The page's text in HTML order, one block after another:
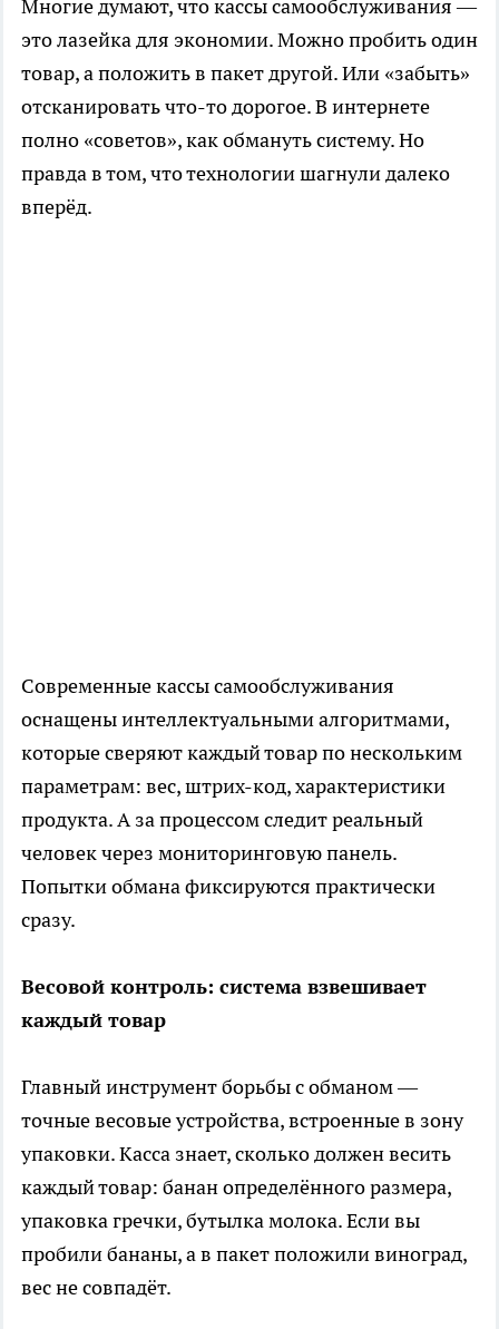
Многие думают, что кассы самообслуживания —
это лазейка для экономии. Можно пробить один
товар, а положить в пакет другой. Или «забыть»
отсканировать что-то дорогое. В интернете
полно «советов», как обмануть систему. Но
правда в том, что технологии шагнули далеко
вперёд.
Современные кассы самообслуживания
оснащены интеллектуальными алгоритмами,
которые сверяют каждый товар по нескольким
параметрам: вес, штрих-код, характеристики
продукта. А за процессом следит реальный
человек через мониторинговую панель.
Попытки обмана фиксируются практически
сразу.
Весовой контроль: система взвешивает
каждый товар
Главный инструмент борьбы с обманом —
точные весовые устройства, встроенные в зону
упаковки. Касса знает, сколько должен весить
каждый товар: банан определённого размера,
упаковка гречки, бутылка молока. Если вы
пробили бананы, а в пакет положили виноград,
вес не совпадёт.